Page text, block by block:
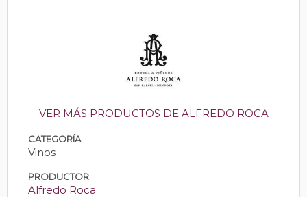
VER MÁS PRODUCTOS DE ALFREDO ROCA
CATEGORÍA
Vinos
PRODUCTOR
Alfredo Roca